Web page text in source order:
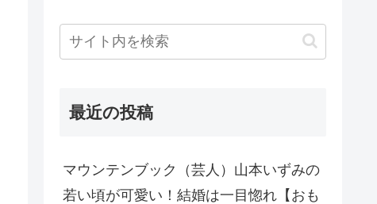
最近の投稿
マウンテンブック（芸人）山本いずみの
若い頃が可愛い！結婚は一目惚れ【おも